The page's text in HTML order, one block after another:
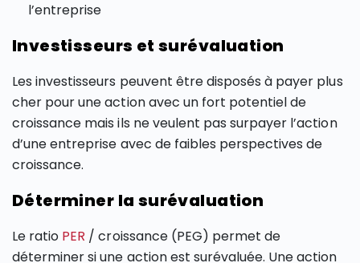
l’entreprise
Investisseurs et surévaluation
Les investisseurs peuvent être disposés à payer plus
cher pour une action avec un fort potentiel de
croissance mais ils ne veulent pas surpayer l’action
d’une entreprise avec de faibles perspectives de
croissance.
Déterminer la surévaluation
Le ratio PER / croissance (PEG) permet de
déterminer si une action est surévaluée. Une action